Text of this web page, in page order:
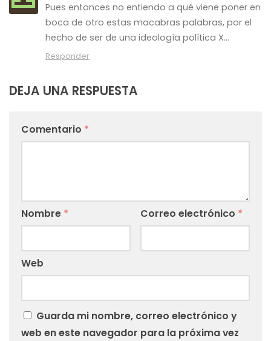
Pues entonces no entiendo a qué viene poner en
boca de otro estas macabras palabras, por el
hecho de ser de una ideología política X…
Responder
DEJA UNA RESPUESTA
Comentario *
Nombre * Correo electrónico *
Web
Guarda mi nombre, correo electrónico y
web en este navegador para la próxima vez